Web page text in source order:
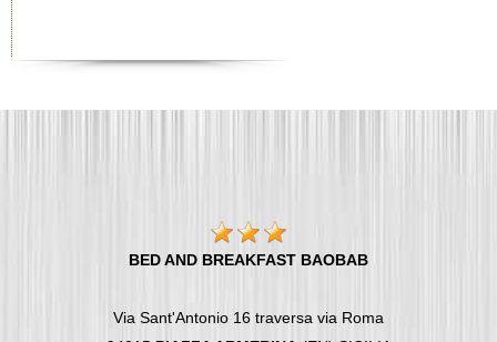
BED AND BREAKFAST BAOBAB
Via Sant'Antonio 16 traversa via Roma